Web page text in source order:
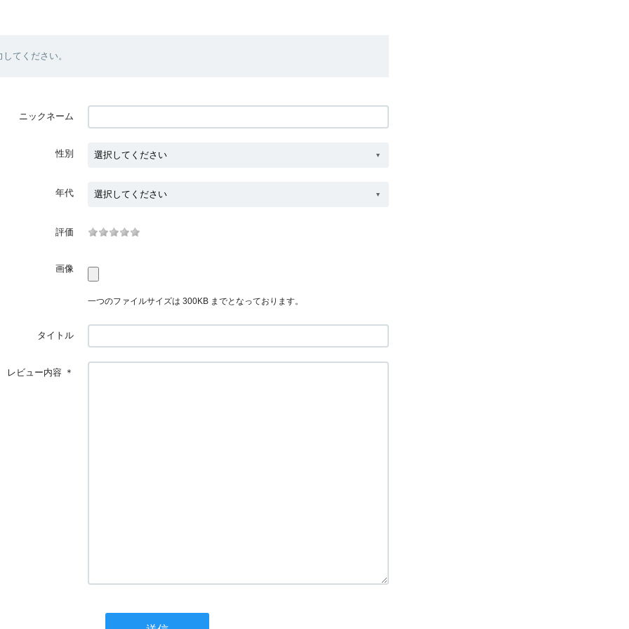
てください。
ニックネーム
性別
年代
評価
画像
一つのファイルサイズは 300KB までとなっております。
タイトル
レビュー内容 ＊